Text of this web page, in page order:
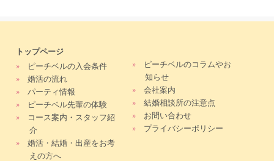
トップページ
»
ピーチベルの入会条件
»
婚活の流れ
»
パーティ情報
»
ピーチベル先輩の体験
»
コース案内・スタッフ紹
介
»
婚活・結婚・出産をお考
えの方へ
»
ピーチベルのコラムやお
知らせ
»
会社案内
»
結婚相談所の注意点
»
お問い合わせ
»
プライバシーポリシー